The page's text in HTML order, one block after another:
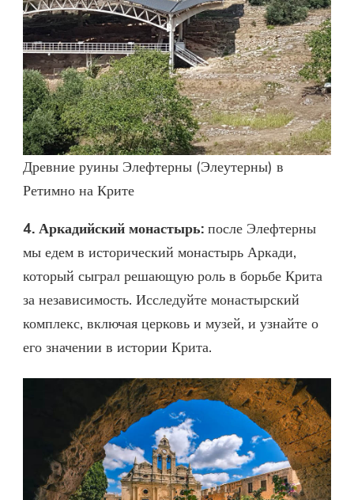
Древние руины Элефтерны (Элеутерны) в
Ретимно на Крите
4. Аркадийский монастырь: после Элефтерны
мы едем в исторический монастырь Аркади,
который сыграл решающую роль в борьбе Крита
за независимость. Исследуйте монастырский
комплекс, включая церковь и музей, и узнайте о
его значении в истории Крита.